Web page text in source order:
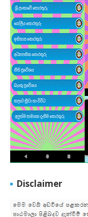
Disclaimer